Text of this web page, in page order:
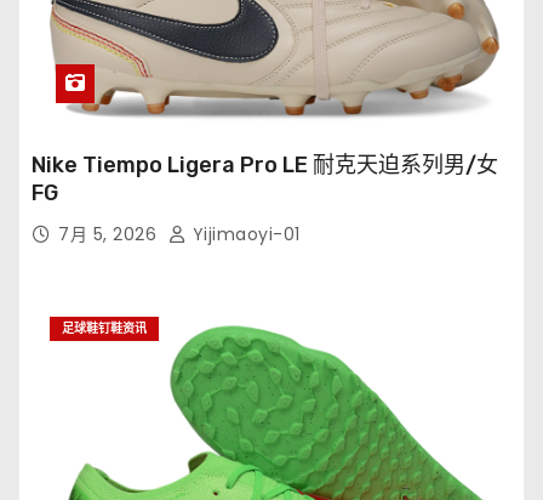
Nike Tiempo Ligera Pro LE 耐克天迫系列男/女
FG
7月 5, 2026 Yijimaoyi-01
足球鞋钉鞋资讯